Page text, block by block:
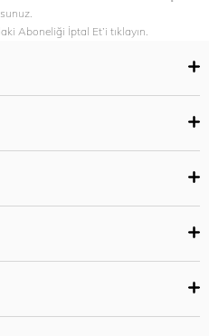
Aboneliği İptal Et’i tıklayın.